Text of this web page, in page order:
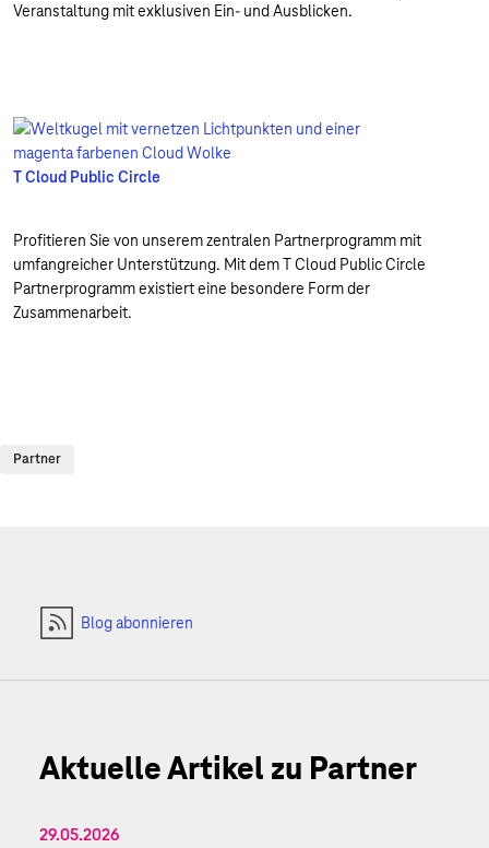
Veranstaltung mit exklusiven Ein- und Ausblicken.
T Cloud Public Circle
Profitieren Sie von unserem zentralen Partnerprogramm mit
umfangreicher Unterstützung. Mit dem T Cloud Public Circle
Partnerprogramm existiert eine besondere Form der
Zusammenarbeit.
Partner
Blog abonnieren
Aktuelle Artikel zu Partner
29.05.2026